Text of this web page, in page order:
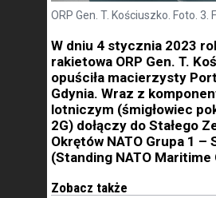
ORP Gen. T. Kościuszko. Foto. 3.
W dniu 4 stycznia 2023
rakietowa ORP Gen. T.
opuściła macierzysty
Gdynia. Wraz z
lotniczym (śmigłowiec
2G) dołączy do Stałego
Okrętów NATO Grupa 1 –
(Standing NATO Maritime
Zobacz także